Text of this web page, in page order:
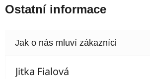
Ostatní informace
Jitka Fialová